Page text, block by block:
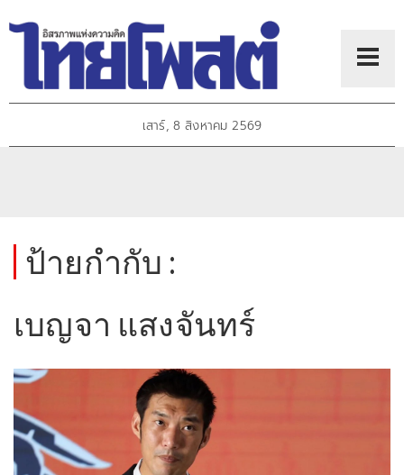
เสาร์, 8 สิงหาคม 2569
ป้ายกำกับ :
เบญจา แสงจันทร์